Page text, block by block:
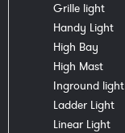
Grille light
Handy Light
High Bay
High Mast
Inground light
Ladder Light
Linear Light